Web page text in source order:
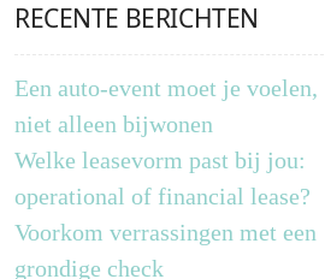
RECENTE BERICHTEN
Een auto-event moet je voelen,
niet alleen bijwonen
Welke leasevorm past bij jou:
operational of financial lease?
Voorkom verrassingen met een
grondige check